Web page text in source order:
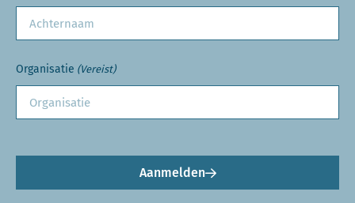
Organisatie (Vereist)
Aanmelden